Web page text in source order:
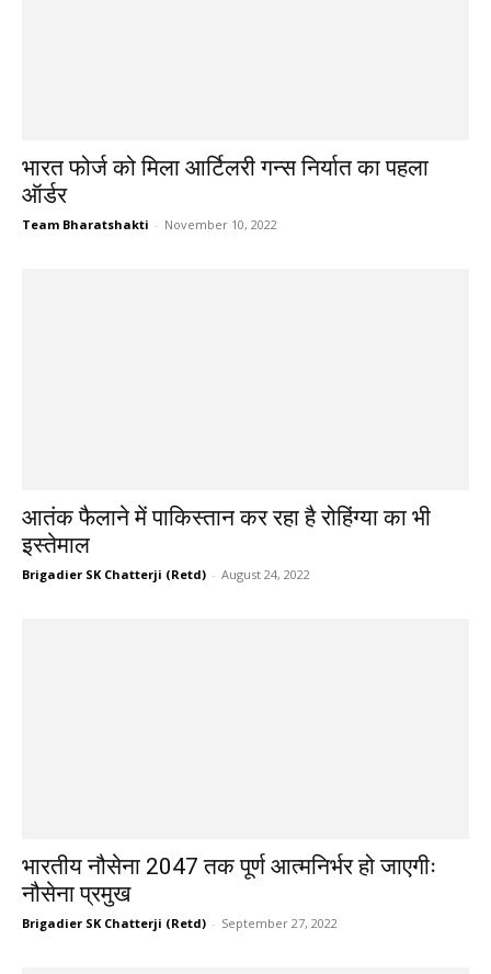
भारत फोर्ज को मिला आर्टिलरी गन्स निर्यात का पहला
ऑर्डर
Team Bharatshakti - November 10, 2022
आतंक फैलाने में पाकिस्तान कर रहा है रोहिंग्या का भी
इस्तेमाल
Brigadier SK Chatterji (Retd) - August 24, 2022
भारतीय नौसेना 2047 तक पूर्ण आत्मनिर्भर हो जाएगीः
नौसेना प्रमुख
Brigadier SK Chatterji (Retd) - September 27, 2022